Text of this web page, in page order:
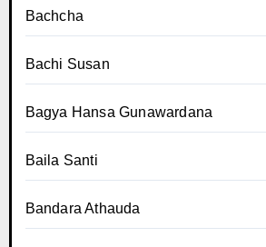
Bachcha
Bachi Susan
Bagya Hansa Gunawardana
Baila Santi
Bandara Athauda